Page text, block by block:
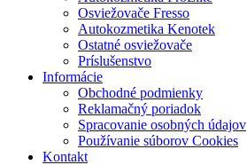
Osviežovače Fresso
Autokozmetika Kenotek
Ostatné osviežovače
Príslušenstvo
Informácie
Obchodné podmienky
Reklamačný poriadok
Spracovanie osobných údajov
Používanie súborov Cookies
Kontakt